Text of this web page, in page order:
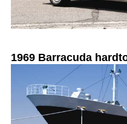
1969 Barracuda